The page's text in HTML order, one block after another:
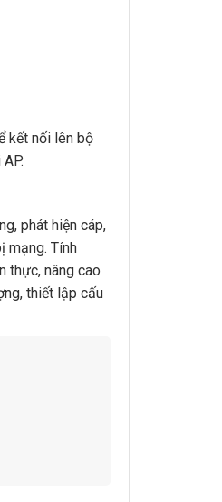
kết nối lên bộ
phát hiện cáp,
mạng. Tính
thực, nâng cao
thiết lập cấu